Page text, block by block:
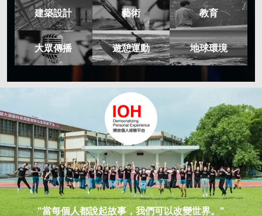
建築設計 藝術 教育
大眾傳播 遊憩運動 地球環境
"當每個人都說起故事，我們可以改變世界。"